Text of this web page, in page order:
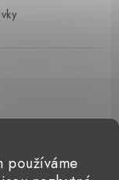
používáme